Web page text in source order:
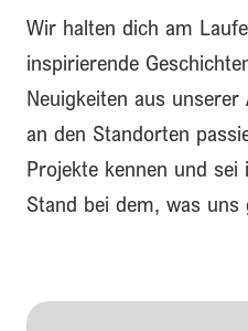
Wir halten dich am
inspirierende
Neuigkeiten aus
an den Standorten
Projekte kennen und
Stand bei dem, was uns